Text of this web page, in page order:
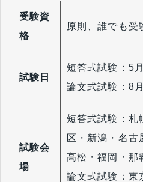
受験資
格
原則、誰でも受
試験日
短答式試験：5
論文式試験：8
試験会
場
短答式試験：札
区・新潟・名古
高松・福岡・那
論文式試験：東